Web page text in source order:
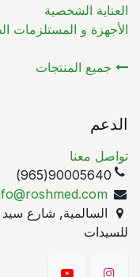
العناية الشخصية
الأجهزة و المستلزمات
جميع المنتجات
الدعم
تواصل معنا
90005640(965)
السالمية, شارع
للسيدات